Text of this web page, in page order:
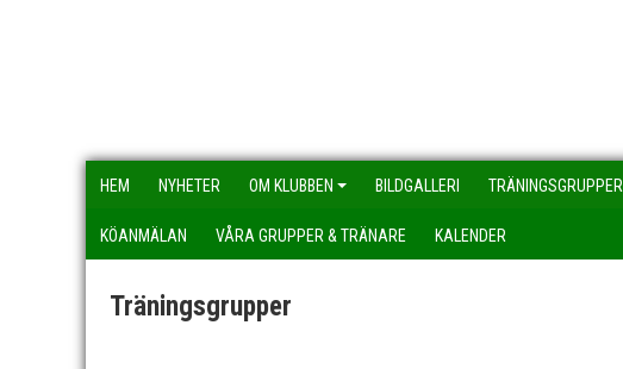
HEM NYHETER OM KLUBBEN BILDGALLERI TRÄNINGSGRUPPER
KÖANMÄLAN VÅRA GRUPPER & TRÄNARE KALENDER
Träningsgrupper